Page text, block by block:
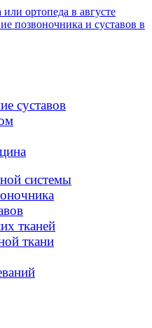
ортопеда в августе
суставов
системы
тканей
ткани